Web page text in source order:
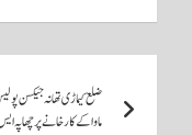
bo
ok
tte
r
پوسٹوںضلع کیماڑی تھانہ جیکسن
ماوا کے کارخانے پر چھاپہ